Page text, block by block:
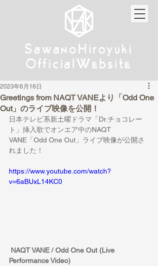
Sa wanoHiroyuki
Official W ebsite
Sa wanoHiroyuki
Official W ebsite
Greetings from NAQT VANEより「Odd One
Out」のライブ映像を公開！
2023年6月16日
日本テレビ系新土曜ドラマ「Dr.チョコレー
ト」挿入歌でオンエア中のNAQT
VANE「Odd One Out」ライブ映像が公開さ
れました！
https://www.youtube.com/watch?
v=6aBUxL14KC0
NAQT VANE / Odd One Out (Live
Performance Video)